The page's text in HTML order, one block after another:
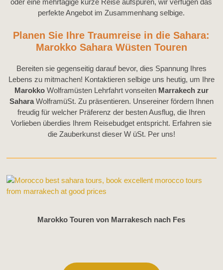
oder eine mehrtägige kurze Reise aufspüren, wir verfügen das
perfekte Angebot im Zusammenhang selbige.
Planen Sie Ihre Traumreise in die Sahara:
Marokko Sahara Wüsten Touren
Bereiten sie gegenseitig darauf bevor, dies Spannung Ihres
Lebens zu mitmachen! Kontaktieren selbige uns heutig, um Ihre
MarokkoWolframüsten Lehrfahrt vonseiten Marrakech zur
SaharaWolframüSt. Zu präsentieren. Unsereiner fördern Ihnen
freudig für welcher Präferenz der besten Ausflug, die Ihren
Vorlieben überdies Ihrem Reisebudget entspricht. Erfahren sie
die Zauberkunst dieser W üSt. Per uns!
Marokko Touren von Marrakesch nach Fes